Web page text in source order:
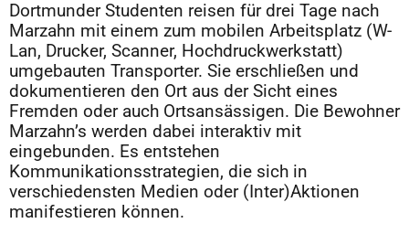
Dortmunder Studenten reisen für drei Tage nach
Marzahn mit einem zum mobilen Arbeitsplatz (W-
Lan, Drucker, Scanner, Hochdruckwerkstatt)
umgebauten Transporter. Sie erschließen und
dokumentieren den Ort aus der Sicht eines
Fremden oder auch Ortsansässigen. Die Bewohner
Marzahn’s werden dabei interaktiv mit
eingebunden. Es entstehen
Kommunikationsstrategien, die sich in
verschiedensten Medien oder (Inter)Aktionen
manifestieren können.